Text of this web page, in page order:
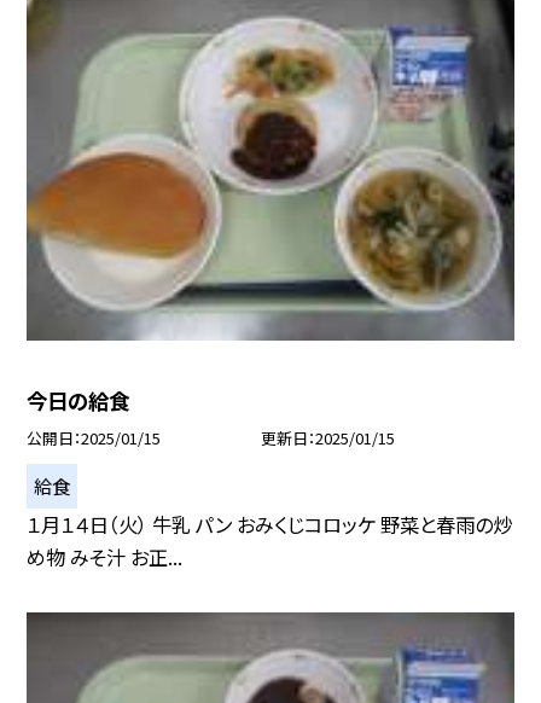
今日の給食
公開日 2025/01/15 更新日 2025/01/15
給食
１月１４日（火） 牛乳 パン おみくじコロッケ 野菜と春雨の炒
め物 みそ汁 お正...